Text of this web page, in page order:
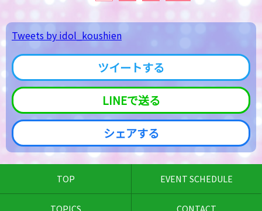
Tweets by idol_koushien
ツイートする
LINEで送る
シェアする
TOP EVENT SCHEDULE